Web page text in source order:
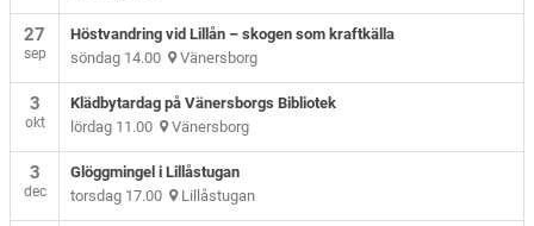
27
sep
Höstvandring vid Lillån – skogen som kraftkälla
söndag 14.00 Vänersborg
3
okt
Klädbytardag på Vänersborgs Bibliotek
lördag 11.00 Vänersborg
3
dec
Glöggmingel i Lillåstugan
torsdag 17.00 Lillåstugan